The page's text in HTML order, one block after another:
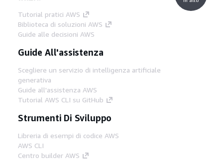
Tutorial pratici AWS
Biblioteca di soluzioni AWS
Guide alle decisioni AWS
Guide All'assistenza
Scegliere un servizio di intelligenza artificiale
generativa
Guide all'assistenza AWS
Tutorial AWS CLI su GitHub
Strumenti Di Sviluppo
Libreria di esempi di codice AWS
AWS CLI
Centro builder AWS